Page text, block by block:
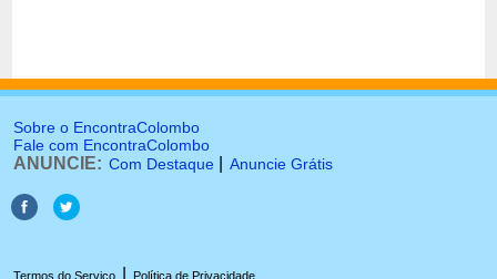
Sobre o EncontraColombo
Fale com EncontraColombo
ANUNCIE: Com Destaque Anuncie Grátis
Termos do Serviço Política de Privacidade